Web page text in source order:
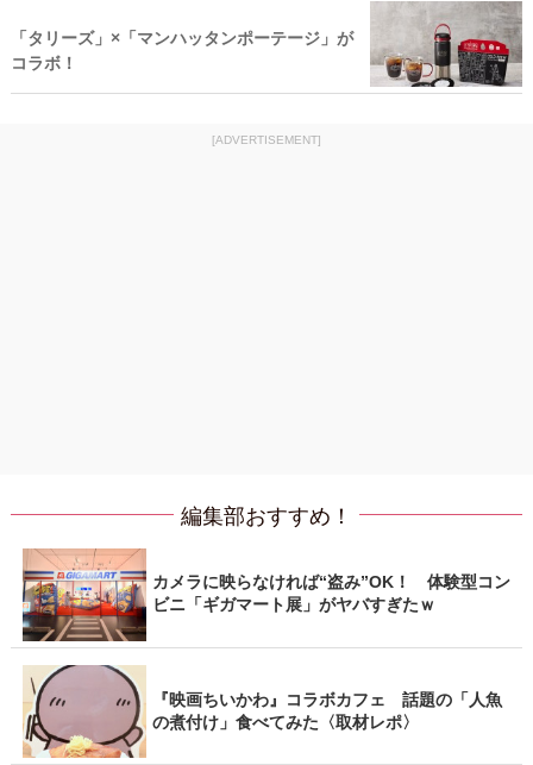
「タリーズ」×「マンハッタンポーテージ」が
コラボ！
[ADVERTISEMENT]
編集部おすすめ！
カメラに映らなければ“盗み”OK！ 体験型コン
ビニ「ギガマート展」がヤバすぎたｗ
『映画ちいかわ』コラボカフェ 話題の「人魚
の煮付け」食べてみた〈取材レポ〉